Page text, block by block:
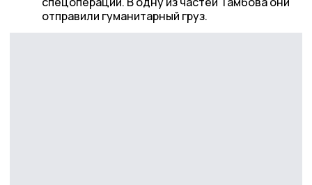
отправили гуманитарный груз.